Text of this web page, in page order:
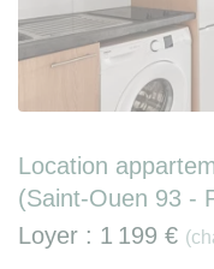
Location
(Saint-Ouen 93 -
Loyer : 1 199 €